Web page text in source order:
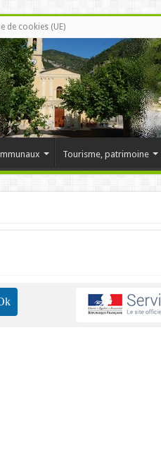
de cookies (UE)
Tourisme, patrimoine